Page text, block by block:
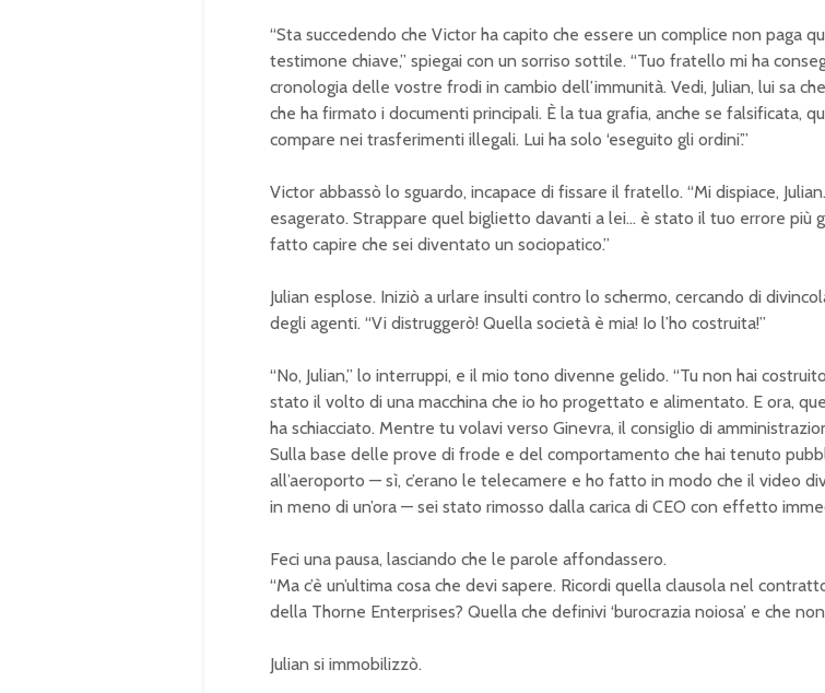
“Sta succedendo che Victor ha capito che essere un complice non paga
testimone chiave,” spiegai con un sorriso sottile. “Tuo fratello mi ha
cronologia delle vostre frodi in cambio dell’immunità. Vedi, Julian, lui sa
che ha firmato i documenti principali. È la tua grafia, anche se falsificata,
compare nei trasferimenti illegali. Lui ha solo ‘eseguito gli ordini’.”
Victor abbassò lo sguardo, incapace di fissare il fratello. “Mi dispiace,
esagerato. Strappare quel biglietto davanti a lei… è stato il tuo errore più
fatto capire che sei diventato un sociopatico.”
Julian esplose. Iniziò a urlare insulti contro lo schermo, cercando di
degli agenti. “Vi distruggerò! Quella società è mia! Io l’ho costruita!”
“No, Julian,” lo interruppi, e il mio tono divenne gelido. “Tu non hai
stato il volto di una macchina che io ho progettato e alimentato. E ora,
ha schiacciato. Mentre tu volavi verso Ginevra, il consiglio di
Sulla base delle prove di frode e del comportamento che hai tenuto
all’aeroporto — sì, c’erano le telecamere e ho fatto in modo che il video
in meno di un’ora — sei stato rimosso dalla carica di CEO con effetto
Feci una pausa, lasciando che le parole affondassero.
“Ma c’è un’ultima cosa che devi sapere. Ricordi quella clausola nel
della Thorne Enterprises? Quella che definivi ‘burocrazia noiosa’ e che
Julian si immobilizzò.